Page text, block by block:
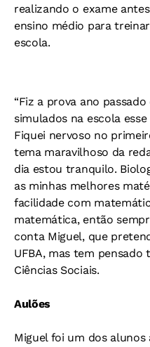
realizando o exame
ensino médio para
escola.
“Fiz a prova ano
simulados na escola
Fiquei nervoso no
tema maravilhoso da
dia estou tranquilo.
as minhas melhores
facilidade com
matemática, então
conta Miguel, que
UFBA, mas tem
Ciências Sociais.
Aulões
Miguel foi um dos